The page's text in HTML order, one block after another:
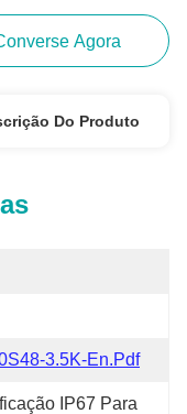
Agora
Do Produto
3.5K-En.pdf
IP67 Para